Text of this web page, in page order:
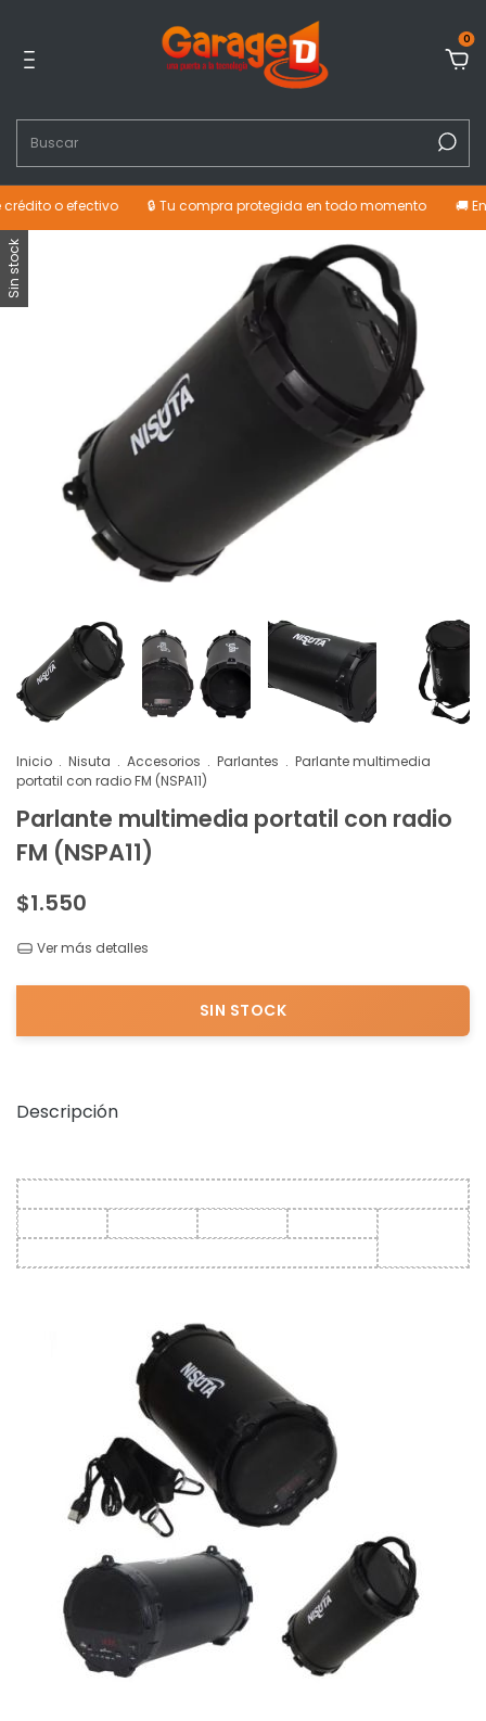
0
o efectivo 🔒 Tu compra protegida en todo momento 🚚
Sin stock
Inicio . Nisuta . Accesorios . Parlantes . Parlante multimedia
portatil con radio FM (NSPA11)
Parlante multimedia portatil con radio
FM (NSPA11)
$1.550
Ver más detalles
Descripción